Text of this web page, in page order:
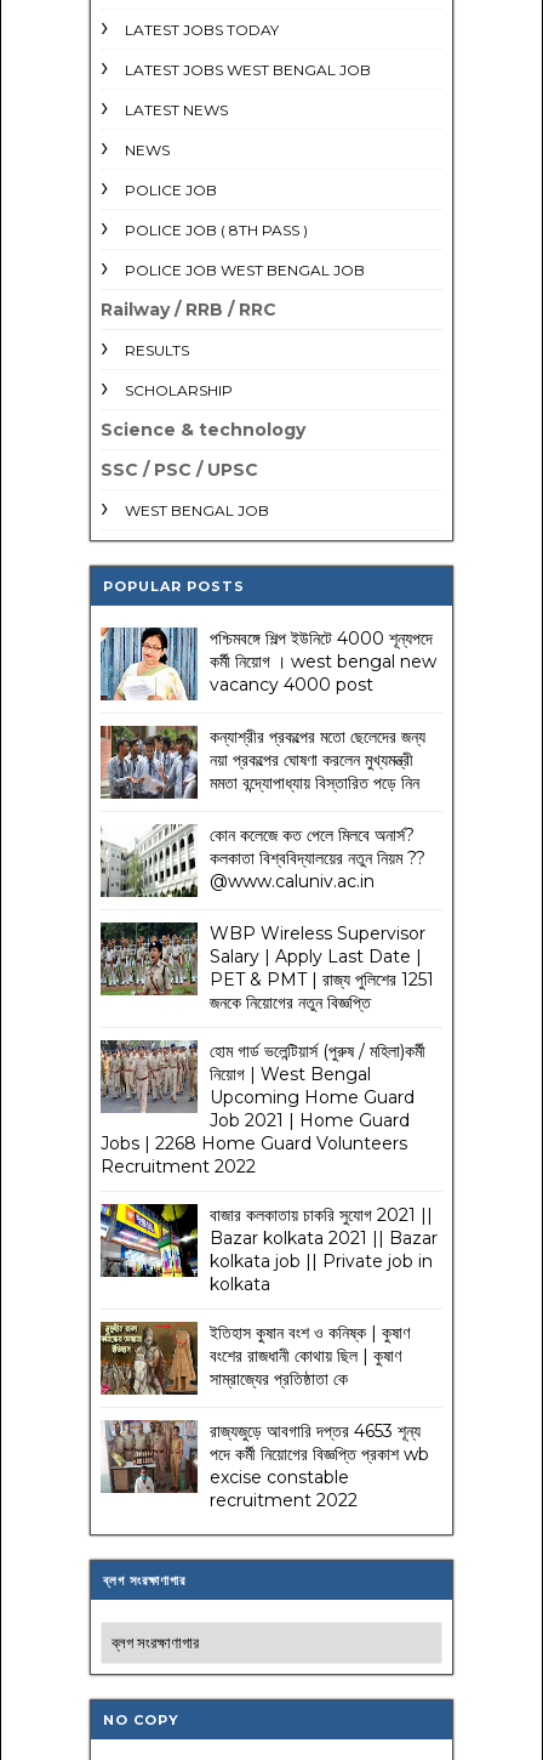
LATEST JOBS TODAY
LATEST JOBS WEST BENGAL JOB
LATEST NEWS
NEWS
POLICE JOB
POLICE JOB ( 8TH PASS )
POLICE JOB WEST BENGAL JOB
Railway / RRB / RRC
RESULTS
SCHOLARSHIP
Science & technology
SSC / PSC / UPSC
WEST BENGAL JOB
POPULAR POSTS
পশ্চিমবঙ্গে শিল্প ইউনিটে 4000 শূন্যপদে
কর্মী নিয়োগ । west bengal new
vacancy 4000 post
কন্যাশ্রীর প্রকল্পের মতো ছেলেদের জন্য
নয়া প্রকল্পের ঘোষণা করলেন মুখ্যমন্ত্রী
মমতা বন্দ্যোপাধ্যায় বিস্তারিত পড়ে নিন
কোন কলেজে কত পেলে মিলবে অনার্স?
কলকাতা বিশ্ববিদ্যালয়ের নতুন নিয়ম??
@www.caluniv.ac.in
WBP Wireless Supervisor
Salary | Apply Last Date |
PET & PMT | রাজ্য পুলিশের 1251
জনকে নিয়োগের নতুন বিজ্ঞপ্তি
হোম গার্ড ভলেন্টিয়ার্স (পুরুষ / মহিলা)কর্মী
নিয়োগ | West Bengal
Upcoming Home Guard
Job 2021 | Home Guard
Jobs | 2268 Home Guard Volunteers
Recruitment 2022
বাজার কলকাতায় চাকরি সুযোগ 2021 ||
Bazar kolkata 2021 || Bazar
kolkata job || Private job in
kolkata
ইতিহাস কুষান বংশ ও কনিষ্ক | কুষাণ
বংশের রাজধানী কোথায় ছিল | কুষাণ
সাম্রাজ্যের প্রতিষ্ঠাতা কে
রাজ্যজুড়ে আবগারি দপ্তর 4653 শূন্য
পদে কর্মী নিয়োগের বিজ্ঞপ্তি প্রকাশ wb
excise constable
recruitment 2022
ব্লগ সংরক্ষাণাগার
NO COPY